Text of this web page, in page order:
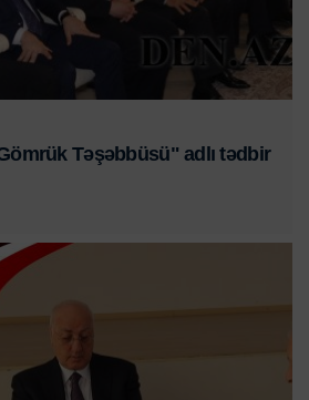
Təşəbbüsü" adlı tədbir